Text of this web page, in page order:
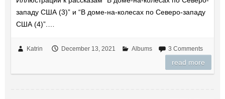
западу США (3)” и “В доме-на-колесах по Северо-западу
США (4)”.…
Katrin December 13, 2021 Albums 3 Comments
read more